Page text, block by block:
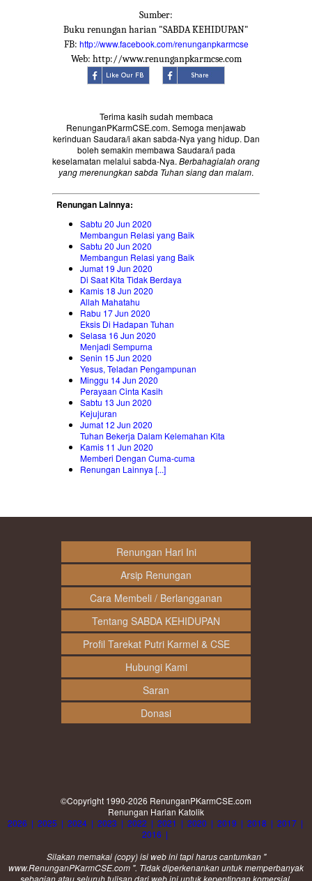
Sumber:
Buku renungan harian "SABDA KEHIDUPAN"
FB: http://www.facebook.com/renunganpkarmcse
Web: http://www.renunganpkarmcse.com
Terima kasih sudah membaca
RenunganPKarmCSE.com. Semoga menjawab
kerinduan Saudara/i akan sabda-Nya yang hidup. Dan
boleh semakin membawa Saudara/i pada
keselamatan melalui sabda-Nya. Berbahagialah orang
yang merenungkan sabda Tuhan siang dan malam.
Renungan Lainnya:
Sabtu 20 Jun 2020
Membangun Relasi yang Baik
Sabtu 20 Jun 2020
Membangun Relasi yang Baik
Jumat 19 Jun 2020
Di Saat Kita Tidak Berdaya
Kamis 18 Jun 2020
Allah Mahatahu
Rabu 17 Jun 2020
Eksis Di Hadapan Tuhan
Selasa 16 Jun 2020
Menjadi Sempurna
Senin 15 Jun 2020
Yesus, Teladan Pengampunan
Minggu 14 Jun 2020
Perayaan Cinta Kasih
Sabtu 13 Jun 2020
Kejujuran
Jumat 12 Jun 2020
Tuhan Bekerja Dalam Kelemahan Kita
Kamis 11 Jun 2020
Memberi Dengan Cuma-cuma
Renungan Lainnya [...]
Renungan Hari Ini
Arsip Renungan
Cara Membeli / Berlangganan
Tentang SABDA KEHIDUPAN
Profil Tarekat Putri Karmel & CSE
Hubungi Kami
Saran
Donasi
©Copyright 1990-2026 RenunganPKarmCSE.com
Renungan Harian Katolik
2026 | 2025 | 2024 | 2023 | 2022 | 2021 | 2020 | 2019 | 2018 | 2017 |
2016 |
Silakan memakai (copy) isi web ini tapi harus cantumkan "
www.RenunganPKarmCSE.com ". Tidak diperkenankan untuk memperbanyak